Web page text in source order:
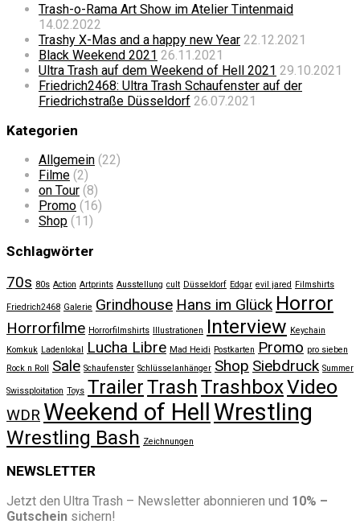
Trash-o-Rama Art Show im Atelier Tintenmaid
14.02.2022
Trashy X-Mas and a happy new Year 22.12.2021
Black Weekend 2021 26.11.2021
Ultra Trash auf dem Weekend of Hell 2021 29.10.2021
Friedrich2468: Ultra Trash Schaufenster auf der
Friedrichstraße Düsseldorf 26.07.2021
Kategorien
Allgemein (22)
Filme (2)
on Tour (8)
Promo (16)
Shop (11)
Schlagwörter
70s 80s Action Artprints Ausstellung cult Düsseldorf Edgar evil jared Filmshirts
Friedrich2468 Galerie Grindhouse Hans im Glück Horror
Horrorfilme Horrorfilmshirts Illustrationen Interview Keychain
Komkuk Ladenlokal Lucha Libre Mad Heidi Postkarten Promo pro sieben
Rock n Roll Sale Schaufenster Schlüsselanhänger Shop Siebdruck Summer
Swissploitation Toys TrailerTrashTrashboxVideo
WDR Weekend of Hell Wrestling
Wrestling Bash Zeichnungen
NEWSLETTER
Jetzt den Ultra Trash – Newsletter abonnieren und 10% –
Gutschein sichern!